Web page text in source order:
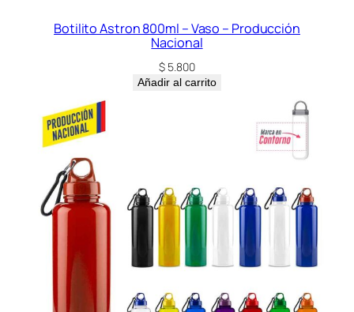
Botilito Astron 800ml – Vaso – Producción
Nacional
$ 5.800
Añadir al carrito